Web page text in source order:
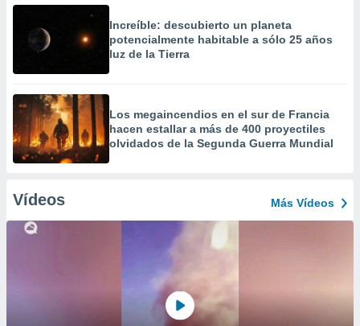
Increíble: descubierto un planeta
potencialmente habitable a sólo 25 años
luz de la Tierra
Los megaincendios en el sur de Francia
hacen estallar a más de 400 proyectiles
olvidados de la Segunda Guerra Mundial
Vídeos Más Vídeos